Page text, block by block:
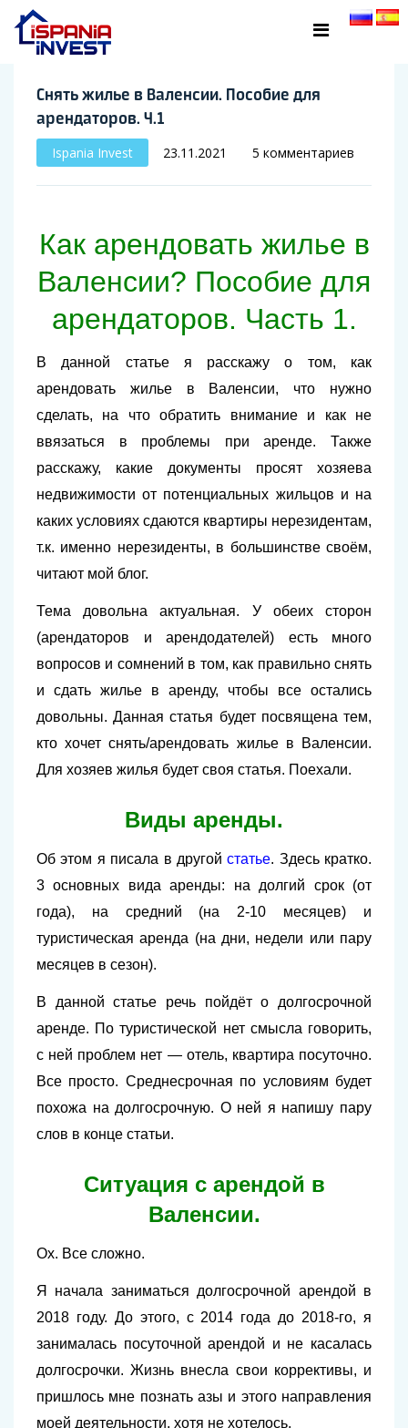
Снять жилье в Валенсии. Пособие для
арендаторов. Ч.1
Ispania Invest 23.11.2021 5 комментариев
Как арендовать жилье в
Валенсии? Пособие для
арендаторов. Часть 1.
В данной статье я расскажу о том, как
арендовать жилье в Валенсии, что нужно
сделать, на что обратить внимание и как не
ввязаться в проблемы при аренде. Также
расскажу, какие документы просят хозяева
недвижимости от потенциальных жильцов и на
каких условиях сдаются квартиры нерезидентам,
т.к. именно нерезиденты, в большинстве своём,
читают мой блог.
Тема довольна актуальная. У обеих сторон
(арендаторов и арендодателей) есть много
вопросов и сомнений в том, как правильно снять
и сдать жилье в аренду, чтобы все остались
довольны. Данная статья будет посвящена тем,
кто хочет снять/арендовать жилье в Валенсии.
Для хозяев жилья будет своя статья. Поехали.
Виды аренды.
Об этом я писала в другойстатье. Здесь кратко.
3 основных вида аренды: на долгий срок (от
года), на средний (на 2-10 месяцев) и
туристическая аренда (на дни, недели или пару
месяцев в сезон).
В данной статье речь пойдёт о долгосрочной
аренде. По туристической нет смысла говорить,
с ней проблем нет — отель, квартира посуточно.
Все просто. Среднесрочная по условиям будет
похожа на долгосрочную. О ней я напишу пару
слов в конце статьи.
Ситуация с арендой в
Валенсии.
Ох. Все сложно.
Я начала заниматься долгосрочной арендой в
2018 году. До этого, с 2014 года до 2018-го, я
занималась посуточной арендой и не касалась
долгосрочки. Жизнь внесла свои коррективы, и
пришлось мне познать азы и этого направления
моей деятельности, хотя не хотелось.